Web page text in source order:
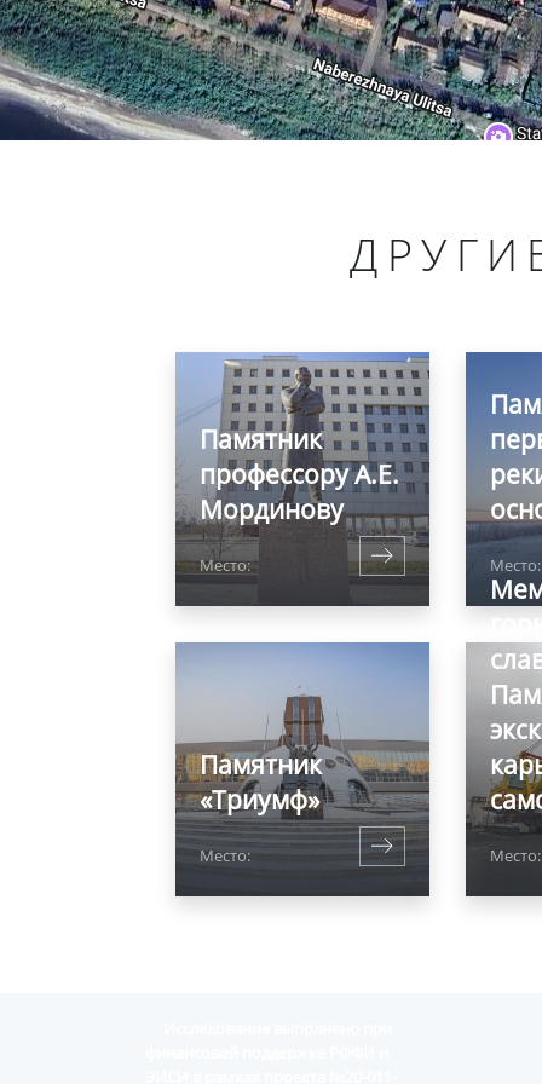
Памятник
профессору А.Е.
Мординову
Место: Место:
Памятник
«Триумф»
Место: Место: